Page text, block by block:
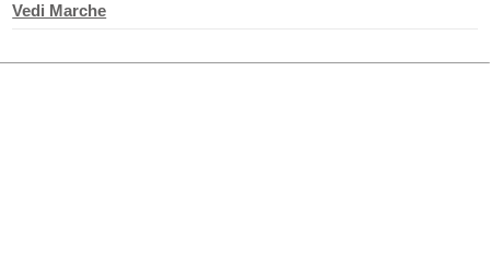
Vedi Marche